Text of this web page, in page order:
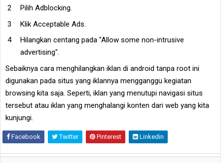
Pilih Adblocking.
Klik Acceptable Ads.
Hilangkan centang pada "Allow some non-intrusive
advertising".
Sebaiknya cara menghilangkan iklan di android tanpa root ini
digunakan pada situs yang iklannya mengganggu kegiatan
browsing kita saja. Seperti, iklan yang menutupi navigasi situs
tersebut atau iklan yang menghalangi konten dari web yang kita
kunjungi.
Facebook Twitter Pinterest Linkedin